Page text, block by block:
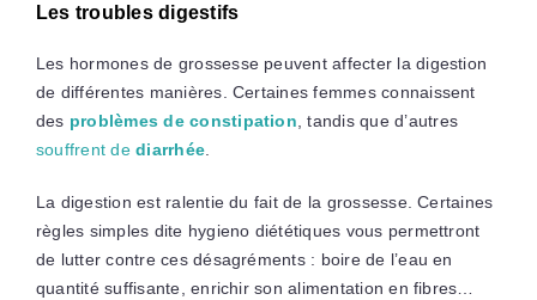
Les troubles digestifs
Les hormones de grossesse peuvent affecter la digestion
de différentes manières. Certaines femmes connaissent
des problèmes de constipation , tandis que d’autres
souffrent dediarrhée
La digestion est ralentie du fait de la grossesse. Certaines
règles simples dite hygieno diététiques vous permettront
de lutter contre ces désagréments : boire de l’eau en
quantité suffisante, enrichir son alimentation en fibres…